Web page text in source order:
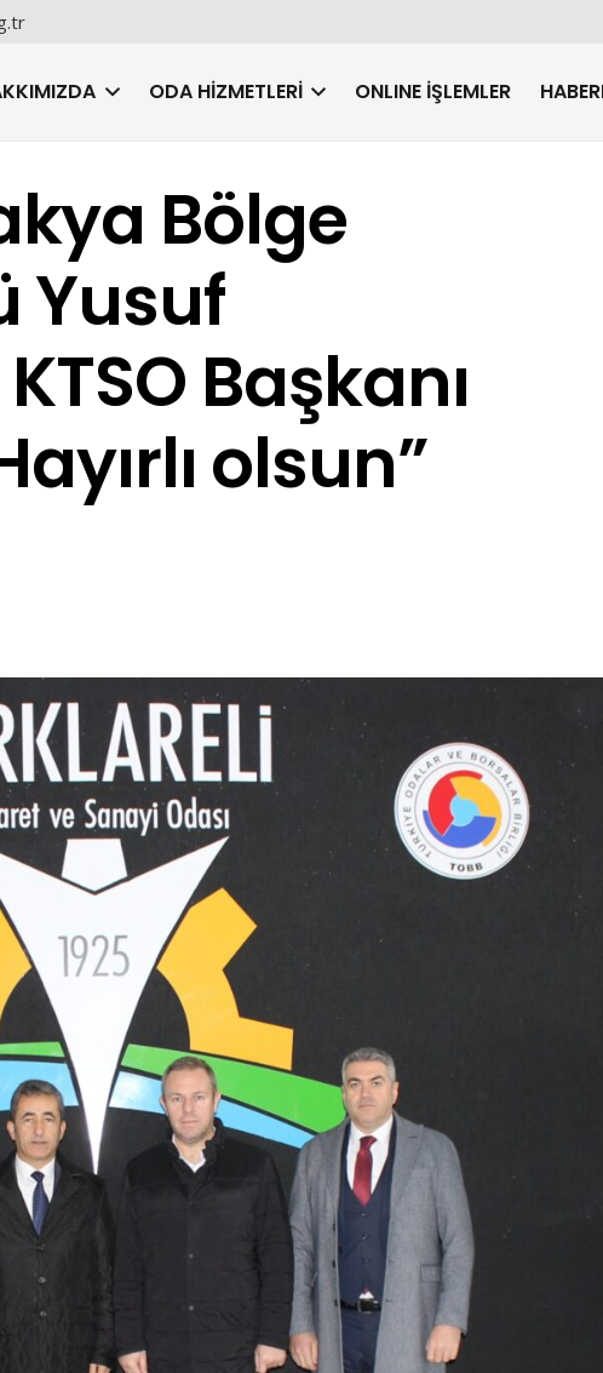
ODA HIZMETLERI ONLINE İŞLEMLER
Bölge
Yusuf
Başkanı
olsun”